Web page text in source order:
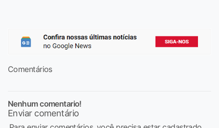
Comentários
Nenhum comentario!
Enviar comentário